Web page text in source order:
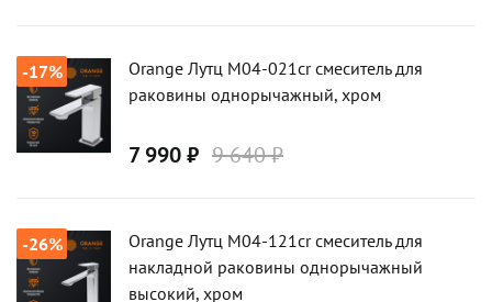
-17%
Orange Лутц M04-021cr смеситель для
раковины однорычажный, хром
7 990 ₽ 9 640 ₽
-26%
Orange Лутц M04-121cr смеситель для
накладной раковины однорычажный
высокий, хром